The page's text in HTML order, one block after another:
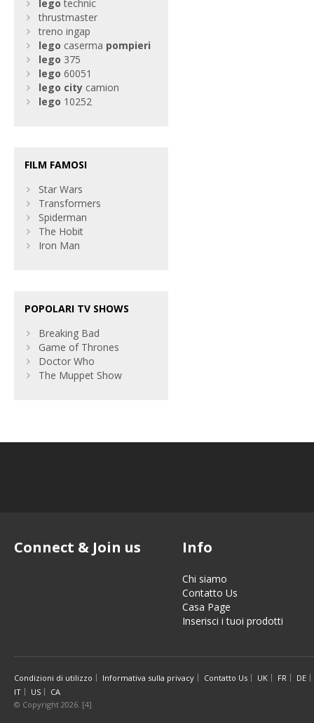
lego technic
thrustmaster
treno ingap
lego caserma pompieri
lego 375
lego 60051
lego city camion
lego 10252
FILM FAMOSI
Star Wars
Transformers
Spiderman
The Hobit
Iron Man
POPOLARI TV SHOWS
Breaking Bad
Game of Thrones
Doctor Who
The Muppet Show
Connect & Join us Info
Chi siamo
Contatto Us
Casa Page
Inserisci i tuoi prodotti
Condizioni di utilizzo Informativa sulla privacy Contatto Us UK FR
DE
IT
US
CA
© Copyright 2026. [4]